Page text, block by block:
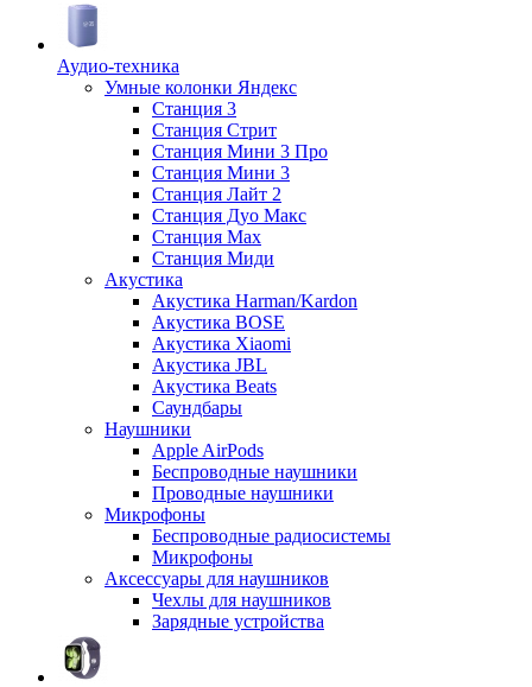
Аудио-техника
Умные колонки Яндекс
Станция 3
Станция Стрит
Станция Мини 3 Про
Станция Мини 3
Станция Лайт 2
Станция Дуо Макс
Станция Max
Станция Миди
Акустика
Акустика Harman/Kardon
Акустика BOSE
Акустика Xiaomi
Акустика JBL
Акустика Beats
Саундбары
Наушники
Apple AirPods
Беспроводные наушники
Проводные наушники
Микрофоны
Беспроводные радиосистемы
Микрофоны
Аксессуары для наушников
Чехлы для наушников
Зарядные устройства